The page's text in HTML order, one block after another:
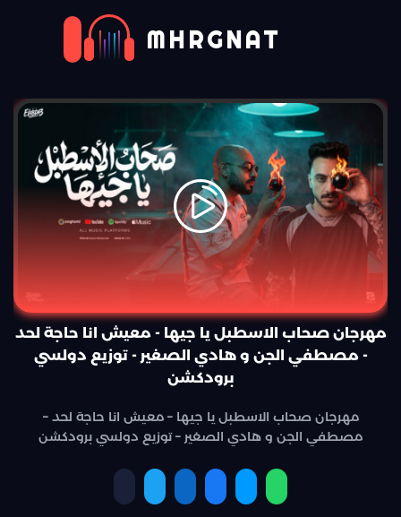
MHRGNAT
مهرجان صحاب الاسطبل يا جيها - معيش انا حاجة لحد
- مصطفي الجن و هادي الصغير - توزيع دولسي
برودكشن
مهرجان صحاب الاسطبل يا جيها – معيش انا حاجة لحد –
مصطفي الجن و هادي الصغير – توزيع دولسي برودكشن